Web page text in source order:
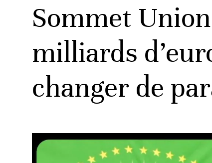
Sommet
milliards
changer de